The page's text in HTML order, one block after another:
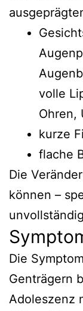
volle
Ohren,
kurze
flache
Die
können –
Die
Genträgern
Adoleszenz